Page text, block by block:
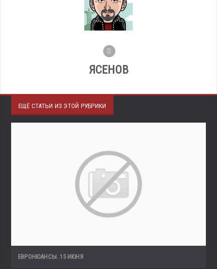
ЯСЕНОВ
ЕЩЁ СТАТЬИ ИЗ ЭТОЙ РУБРИКИ
ЕВРОНЮАНСЫ. 15 ИЮНЯ